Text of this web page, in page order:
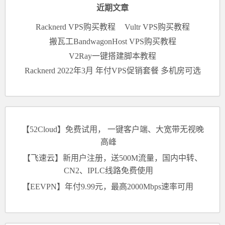
近期文章
Racknerd VPS购买教程
Vultr VPS购买教程
搬瓦工BandwagonHost VPS购买教程
V2Ray一键搭建脚本教程
Racknerd 2022年3月 年付VPS促销套餐 多机房可选
【52Cloud】免费试用， 一键客户端、大宽带无视晚
高峰
【飞速云】新用户注册，送500M流量，国内中转、
CN2、IPLC线路免费使用
【EEVPN】年付9.99元，最高2000Mbps速率可用